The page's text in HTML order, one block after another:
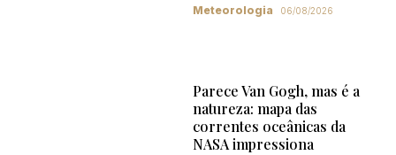
Meteorologia 06/08/2026
Parece Van Gogh, mas é a
natureza: mapa das
correntes oceânicas da
NASA impressiona